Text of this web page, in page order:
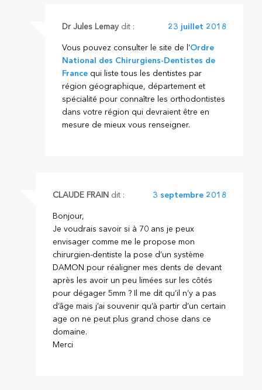
Dr Jules Lemay dit : 23 juillet 2018
Vous pouvez consulter le site de l’Ordre
National des Chirurgiens-Dentistes de
Francequi liste tous les dentistes par
région géographique, département et
spécialité pour connaître les orthodontistes
dans votre région qui devraient être en
mesure de mieux vous renseigner.
CLAUDE FRAIN dit : 3 septembre 2018
Bonjour,
Je voudrais savoir si à 70 ans je peux
envisager comme me le propose mon
chirurgien-dentiste la pose d’un système
DAMON pour réaligner mes dents de devant
après les avoir un peu limées sur les côtés
pour dégager 5mm ? Il me dit qu’il n’y a pas
d’âge mais j’ai souvenir qu’à partir d’un certain
age on ne peut plus grand chose dans ce
domaine.
Merci